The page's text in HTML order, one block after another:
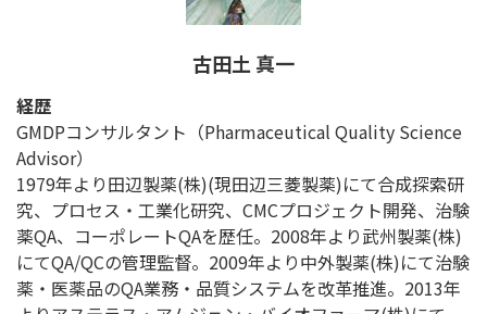
古田土 真一
経歴
GMDPコンサルタント（Pharmaceutical Quality Science
Advisor）
1979年より田辺製薬(株)(現田辺三菱製薬)にて合成探索研
究、プロセス・工業化研究、CMCプロジェクト開発、治験
薬QA、コーポレートQAを歴任。2008年より武州製薬(株)
にてQA/QCの管理監督。2009年より中外製薬(株)にて治験
薬・医薬品のQA業務・品質システムを改革推進。2013年